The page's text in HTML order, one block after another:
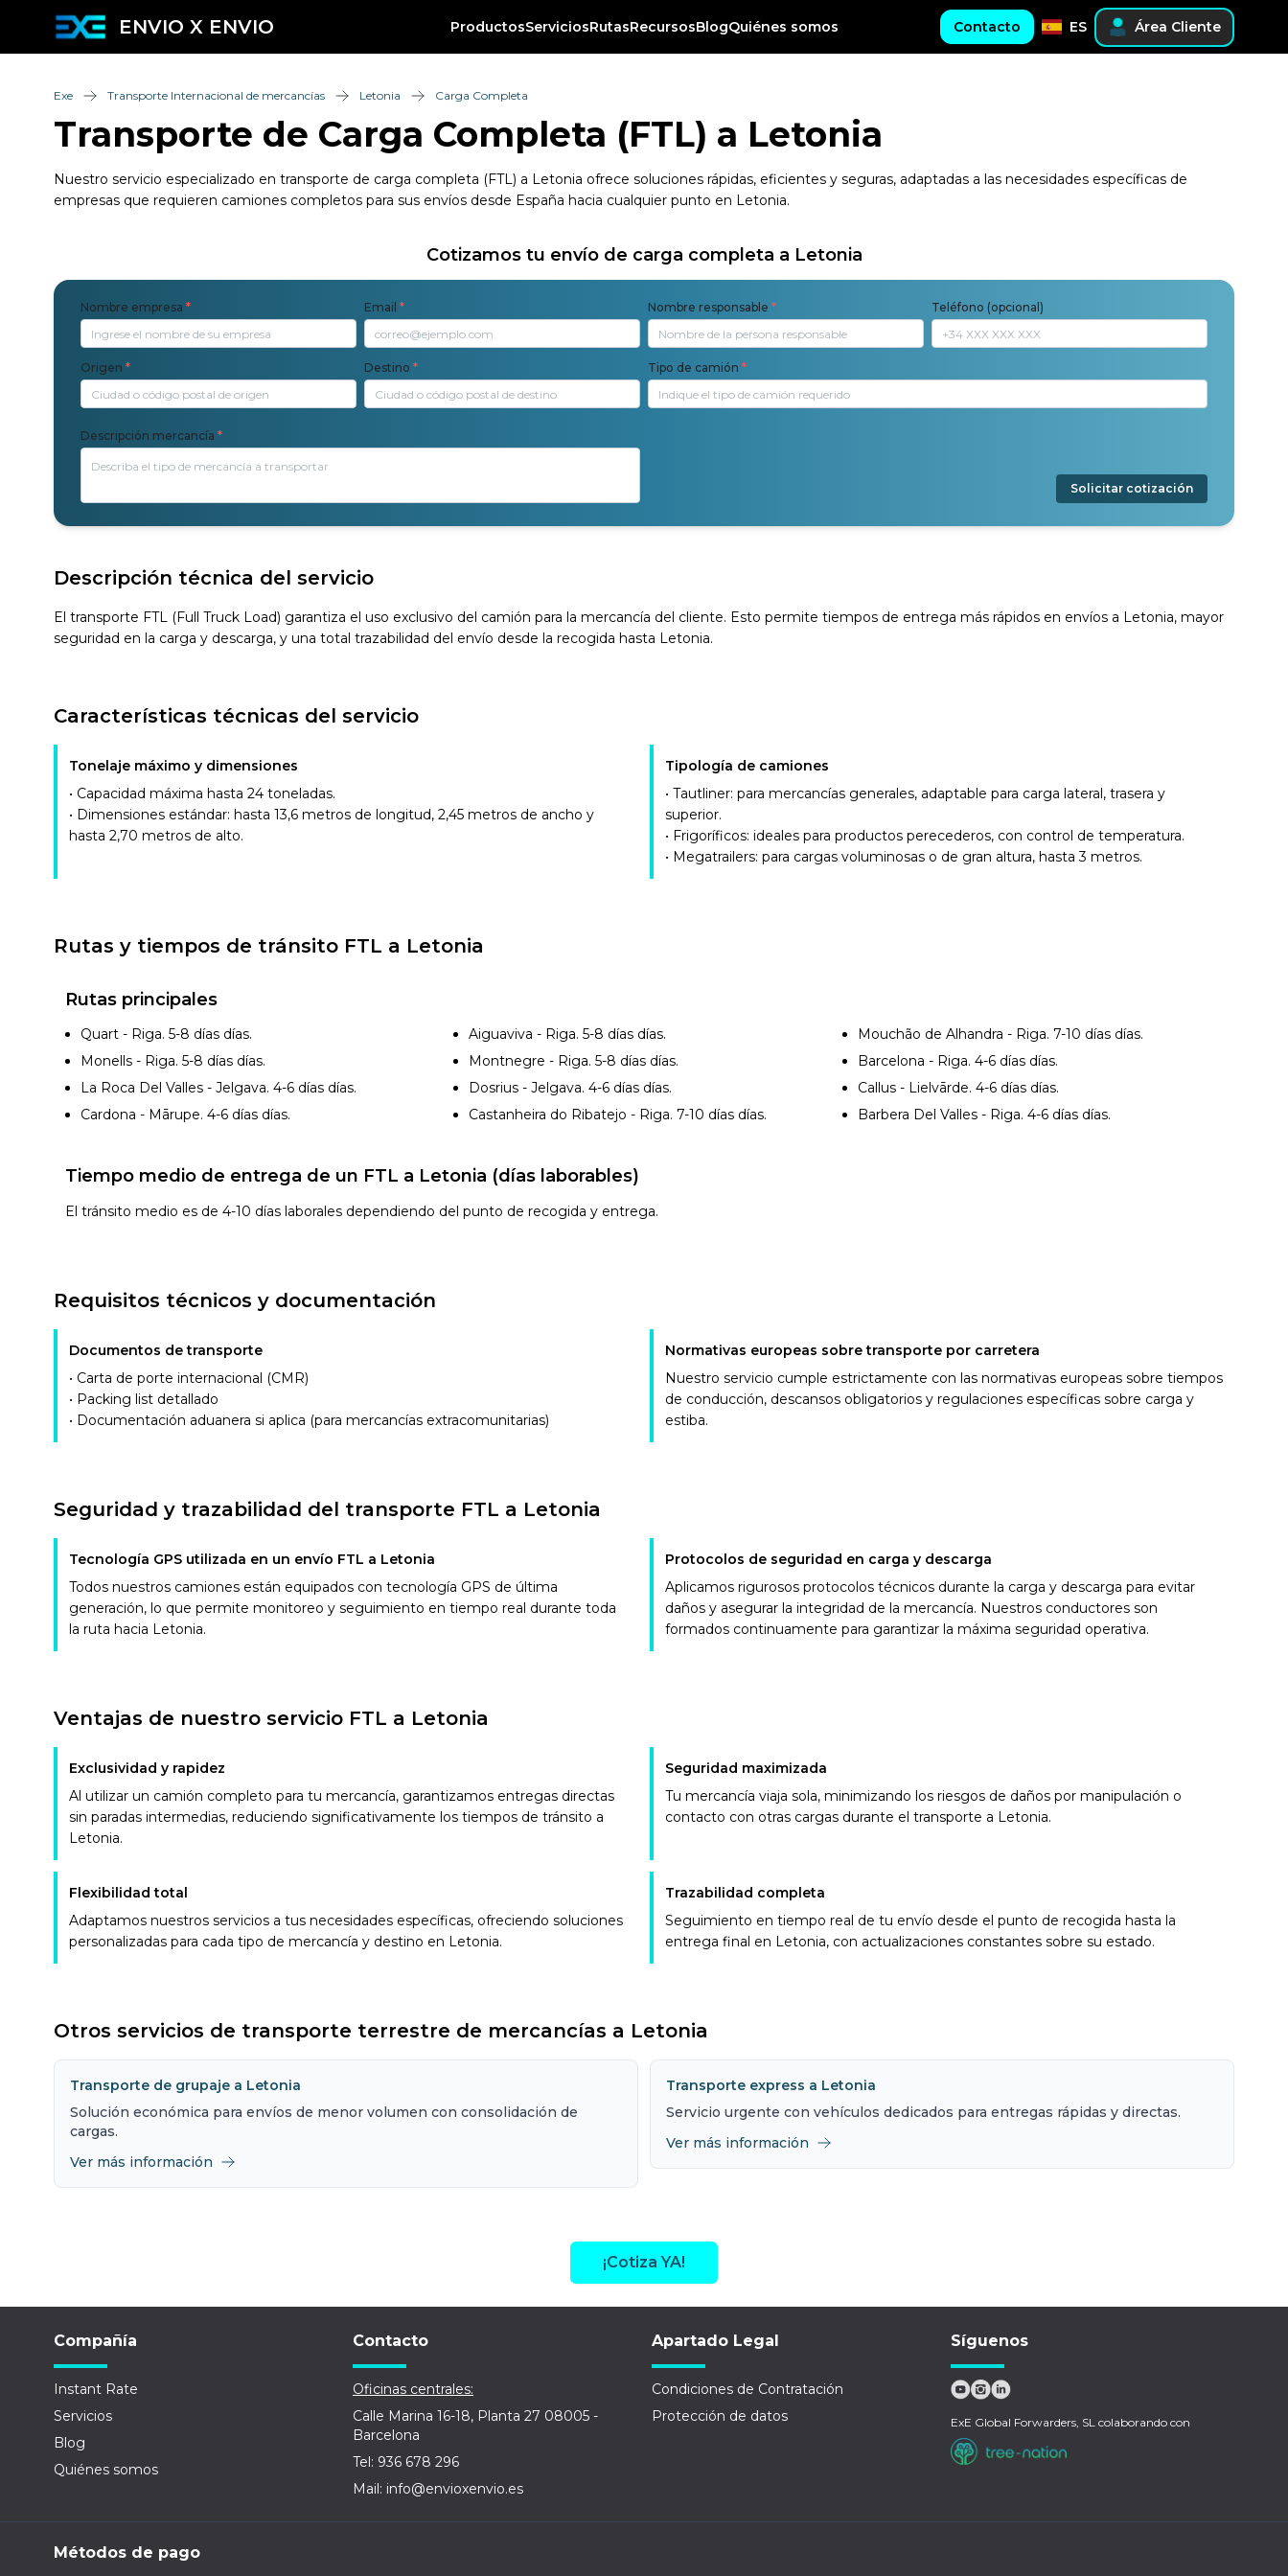
ENVIO X ENVIO ProductosServiciosRutasRecursosBlogQuiénes somos Contacto ES Área Cliente
Exe Transporte Internacional de mercancías Letonia Carga Completa
Transporte de Carga Completa (FTL) a Letonia
Nuestro servicio especializado en transporte de carga completa (FTL) a Letonia ofrece soluciones rápidas, eficientes y seguras, adaptadas a las necesidades específicas de
empresas que requieren camiones completos para sus envíos desde España hacia cualquier punto en Letonia.
Cotizamos tu envío de carga completa a Letonia
Nombre empresa * Email * Nombre responsable * Teléfono (opcional)
Origen * Destino * Tipo de camión *
Descripción mercancía *
Solicitar cotización
Descripción técnica del servicio
El transporte FTL (Full Truck Load) garantiza el uso exclusivo del camión para la mercancía del cliente. Esto permite tiempos de entrega más rápidos en envíos a Letonia, mayor
seguridad en la carga y descarga, y una total trazabilidad del envío desde la recogida hasta Letonia.
Características técnicas del servicio
Tonelaje máximo y dimensiones
• Capacidad máxima hasta 24 toneladas.
• Dimensiones estándar: hasta 13,6 metros de longitud, 2,45 metros de ancho y
hasta 2,70 metros de alto.
Tipología de camiones
• Tautliner: para mercancías generales, adaptable para carga lateral, trasera y
superior.
• Frigoríficos: ideales para productos perecederos, con control de temperatura.
• Megatrailers: para cargas voluminosas o de gran altura, hasta 3 metros.
Rutas y tiempos de tránsito FTL a Letonia
Rutas principales
Quart - Riga. 5-8 días días.
Monells - Riga. 5-8 días días.
La Roca Del Valles - Jelgava. 4-6 días días.
Cardona - Mārupe. 4-6 días días.
Aiguaviva - Riga. 5-8 días días.
Montnegre - Riga. 5-8 días días.
Dosrius - Jelgava. 4-6 días días.
Castanheira do Ribatejo - Riga. 7-10 días días.
Mouchão de Alhandra - Riga. 7-10 días días.
Barcelona - Riga. 4-6 días días.
Callus - Lielvārde. 4-6 días días.
Barbera Del Valles - Riga. 4-6 días días.
Tiempo medio de entrega de un FTL a Letonia (días laborables)
El tránsito medio es de 4-10 días laborales dependiendo del punto de recogida y entrega.
Requisitos técnicos y documentación
Documentos de transporte
• Carta de porte internacional (CMR)
• Packing list detallado
• Documentación aduanera si aplica (para mercancías extracomunitarias)
Normativas europeas sobre transporte por carretera
Nuestro servicio cumple estrictamente con las normativas europeas sobre tiempos
de conducción, descansos obligatorios y regulaciones específicas sobre carga y
estiba.
Seguridad y trazabilidad del transporte FTL a Letonia
Tecnología GPS utilizada en un envío FTL a Letonia
Todos nuestros camiones están equipados con tecnología GPS de última
generación, lo que permite monitoreo y seguimiento en tiempo real durante toda
la ruta hacia Letonia.
Protocolos de seguridad en carga y descarga
Aplicamos rigurosos protocolos técnicos durante la carga y descarga para evitar
daños y asegurar la integridad de la mercancía. Nuestros conductores son
formados continuamente para garantizar la máxima seguridad operativa.
Ventajas de nuestro servicio FTL a Letonia
Exclusividad y rapidez
Al utilizar un camión completo para tu mercancía, garantizamos entregas directas
sin paradas intermedias, reduciendo significativamente los tiempos de tránsito a
Letonia.
Seguridad maximizada
Tu mercancía viaja sola, minimizando los riesgos de daños por manipulación o
contacto con otras cargas durante el transporte a Letonia.
Flexibilidad total
Adaptamos nuestros servicios a tus necesidades específicas, ofreciendo soluciones
personalizadas para cada tipo de mercancía y destino en Letonia.
Trazabilidad completa
Seguimiento en tiempo real de tu envío desde el punto de recogida hasta la
entrega final en Letonia, con actualizaciones constantes sobre su estado.
Otros servicios de transporte terrestre de mercancías a Letonia
Transporte de grupaje a Letonia
Solución económica para envíos de menor volumen con consolidación de
cargas.
Ver más información
Transporte express a Letonia
Servicio urgente con vehículos dedicados para entregas rápidas y directas.
Ver más información
¡Cotiza YA!
Compañía
Instant Rate
Servicios
Blog
Quiénes somos
Contacto
Oficinas centrales:
Calle Marina 16-18, Planta 27 08005 -
Barcelona
Tel: 936 678 296
Mail: info@envioxenvio.es
Apartado Legal
Condiciones de Contratación
Protección de datos
Síguenos
ExE Global Forwarders, SL colaborando con
Métodos de pago